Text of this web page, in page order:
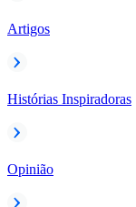
Artigos
Histórias Inspiradoras
Opinião